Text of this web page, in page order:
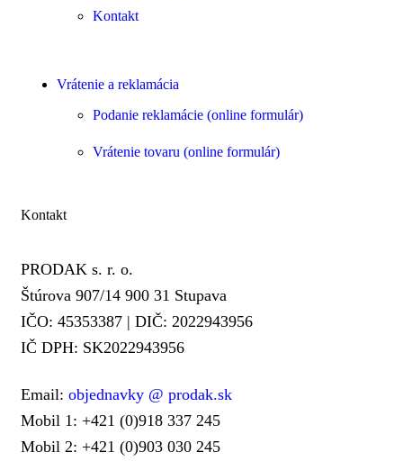
Kontakt
Vrátenie a reklamácia
Podanie reklamácie (online formulár)
Vrátenie tovaru (online formulár)
Kontakt
PRODAK s. r. o.
Štúrova 907/14 900 31 Stupava
IČO: 45353387 | DIČ: 2022943956
IČ DPH: SK2022943956
Email: objednavky @ prodak.sk
Mobil 1: +421 (0)918 337 245
Mobil 2: +421 (0)903 030 245